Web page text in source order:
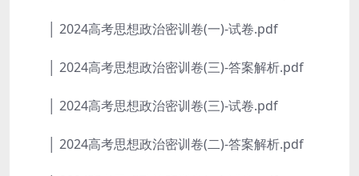
│ 2024高考思想政治密训卷(一)-试卷.pdf
│ 2024高考思想政治密训卷(三)-答案解析.pdf
│ 2024高考思想政治密训卷(三)-试卷.pdf
│ 2024高考思想政治密训卷(二)-答案解析.pdf